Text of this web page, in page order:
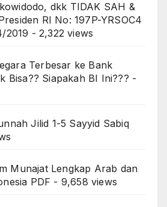
dkk TIDAK SAH &
RI No: 197P-YRSOC4
2019 - 2,322 views
Terbesar ke Bank
Bisa?? Siapakah BI Ini??? -
Jilid 1-5 Sayyid Sabiq
Munajat Lengkap Arab dan
PDF - 9,658 views